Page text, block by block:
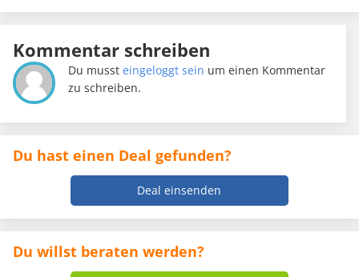
Kommentar schreiben
Du mussteingeloggt sein um einen Kommentar
zu schreiben.
Du hast einen Deal gefunden?
Deal einsenden
Du willst beraten werden?